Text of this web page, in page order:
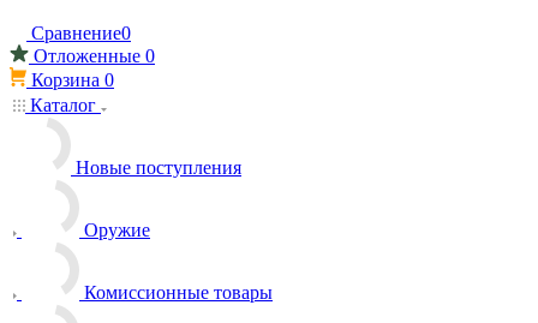
Сравнение0
Отложенные 0
Корзина 0
Каталог
Новые поступления
Оружие
Комиссионные товары